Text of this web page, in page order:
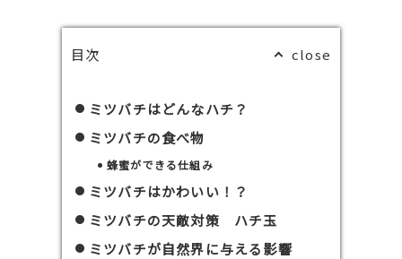
目次
ミツバチはどんなハチ？
ミツバチの食べ物
蜂蜜ができる仕組み
ミツバチはかわいい！？
ミツバチの天敵対策 ハチ玉
ミツバチが自然界に与える影響